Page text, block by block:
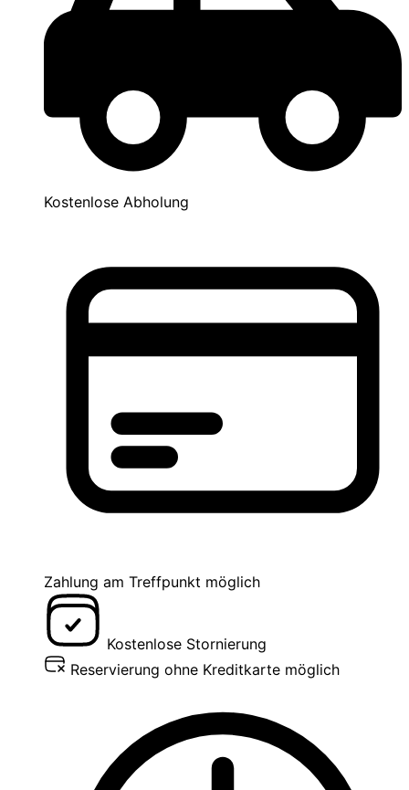
Kostenlose Abholung
Zahlung am Treffpunkt möglich
Kostenlose Stornierung
Reservierung ohne Kreditkarte möglich